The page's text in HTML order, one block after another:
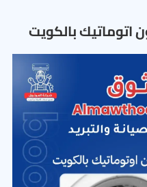
اتوماتيك بالكويت